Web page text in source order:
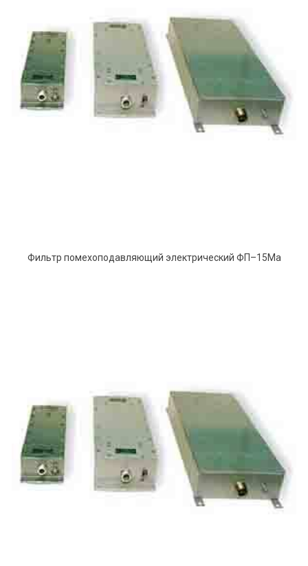
Фильтр помехоподавляющий электрический ФП–15Ma